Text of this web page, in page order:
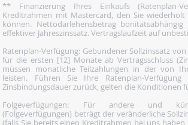
** Finanzierung Ihres Einkaufs (Ratenplan-
Kreditrahmen mit Mastercard, den Sie
können. Nettodarlehensbetrag
effektiver Jahreszinssatz. Vertragslaufzeit auf
Ratenplan-Verfügung: Gebundener Sollzinssatz
für die ersten [12] Monate ab Vertragsschluss
müssen monatliche Teilzahlungen in der von
leisten. Führen Sie Ihre Ratenplan-
Zinsbindungsdauer zurück, gelten die Konditionen
Folgeverfügungen: Für andere und
(Folgeverfügungen) beträgt der veränderliche
(falls Sie bereits einen Kreditrahmen bei uns